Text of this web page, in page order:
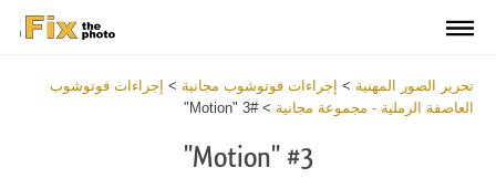
تحرير الصور المهنية > إجراءات فوتوشوب مجانية > إجراءات فوتوشوب
العاصفة الرملية - مجموعة مجانية >
#3 "Motion"
#3 "Motion"